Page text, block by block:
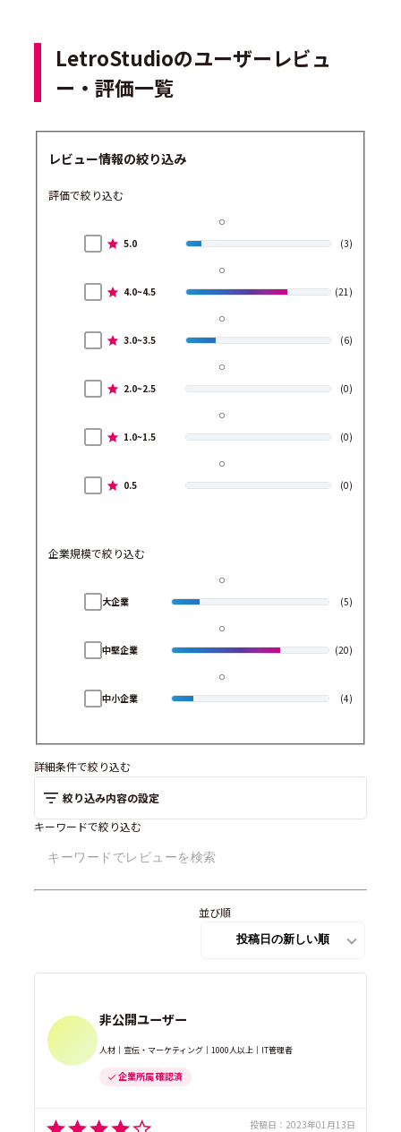
LetroStudioのユーザーレビュ
ー・評価一覧
レビュー情報の絞り込み
評価で絞り込む
5.0 (3)
4.0~4.5 (21)
3.0~3.5 (6)
2.0~2.5 (0)
1.0~1.5 (0)
0.5 (0)
企業規模で絞り込む
大企業 (5)
中堅企業 (20)
中小企業 (4)
詳細条件で絞り込む
絞り込み内容の設定
キーワードで絞り込む
並び順
非公開ユーザー
人材｜宣伝・マーケティング｜1000人以上｜IT管理者
企業所属 確認済
投稿日： 2023年01月13日